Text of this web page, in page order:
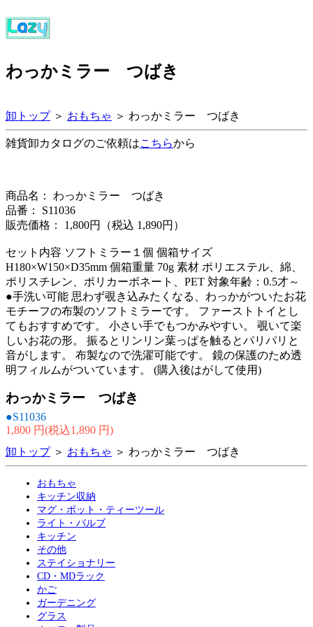
わっかミラー つばき
卸トップ＞ おもちゃ ＞ わっかミラー つばき
雑貨卸カタログのご依頼はこちらから
商品名： わっかミラー つばき
品番： S11036
販売価格： 1,800円（税込 1,890円）
セット内容 ソフトミラー１個 個箱サイズ
H180×W150×D35mm 個箱重量 70g 素材 ポリエステル、綿、
ポリスチレン、ポリカーボネート、PET 対象年齢：0.5才～
●手洗い可能 思わず覗き込みたくなる、わっかがついたお花
モチーフの布製のソフトミラーです。 ファーストトイとし
てもおすすめです。 小さい手でもつかみやすい。 覗いて楽
しいお花の形。 振るとリンリン葉っぱを触るとパリパリと
音がします。 布製なので洗濯可能です。 鏡の保護のため透
明フィルムがついています。 (購入後はがして使用)
わっかミラー つばき
●S11036
1,800 円(税込1,890 円)
卸トップ＞ おもちゃ ＞ わっかミラー つばき
おもちゃ
キッチン収納
マグ・ポット・ティーツール
ライト・バルブ
キッチン
その他
ステイショナリー
CD・MDラック
かご
ガーデニング
グラス